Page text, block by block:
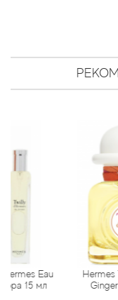
Hermes Twilly
Ginger
Arabesque
Arabiyat
Armaf
Armand Basi
Arrogance